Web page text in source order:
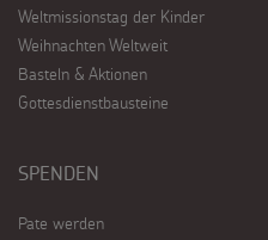
Weltmissionstag der Kinder
Weihnachten Weltweit
Basteln & Aktionen
Gottesdienstbausteine
SPENDEN
Pate werden